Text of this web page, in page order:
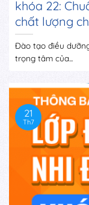
khóa 22:
chất lượng
Đào tạo điều
trọng tâm của...
21
Th7